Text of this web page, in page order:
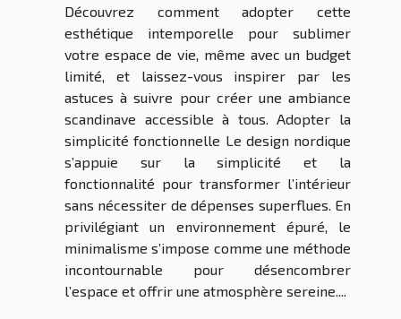
Découvrez comment adopter cette
esthétique intemporelle pour sublimer
votre espace de vie, même avec un budget
limité, et laissez-vous inspirer par les
astuces à suivre pour créer une ambiance
scandinave accessible à tous. Adopter la
simplicité fonctionnelle Le design nordique
s’appuie sur la simplicité et la
fonctionnalité pour transformer l’intérieur
sans nécessiter de dépenses superflues. En
privilégiant un environnement épuré, le
minimalisme s’impose comme une méthode
incontournable pour désencombrer
l’espace et offrir une atmosphère sereine....